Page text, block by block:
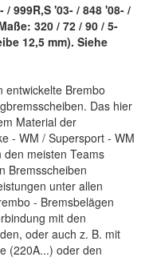
999R,S '03- / 848 '08- /
320 / 72 / 90 / 5-
12,5 mm). Siehe
entwickelte Brembo
Das hier
Material der
- WM / Supersport - WM
meisten Teams
Bremsscheiben
unter allen
- Bremsbelägen
mit den
oder auch z. B. mit
(220A...) oder den